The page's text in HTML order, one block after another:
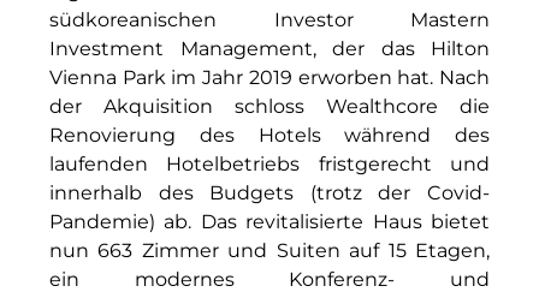
Die Macherei
Die Werkbank IT
Docunite GmbH
Dr. Aribert Spiegler - Fotografie
Einfach-sparsam.de
südkoreanischen Investor Mastern
Investment Management, der das Hilton
Vienna Park im Jahr 2019 erworben hat. Nach
der Akquisition schloss Wealthcore die
Renovierung des Hotels während des
laufenden Hotelbetriebs fristgerecht und
innerhalb des Budgets (trotz der Covid-
Pandemie) ab. Das revitalisierte Haus bietet
nun 663 Zimmer und Suiten auf 15 Etagen,
ein modernes Konferenz- und